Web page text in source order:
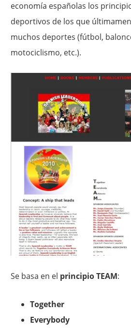
economía españolas los
deportivos de los que
muchos deportes (fútbol,
motociclismo, etc.).
Se basa en el principio TEAM:
Together
Everybody